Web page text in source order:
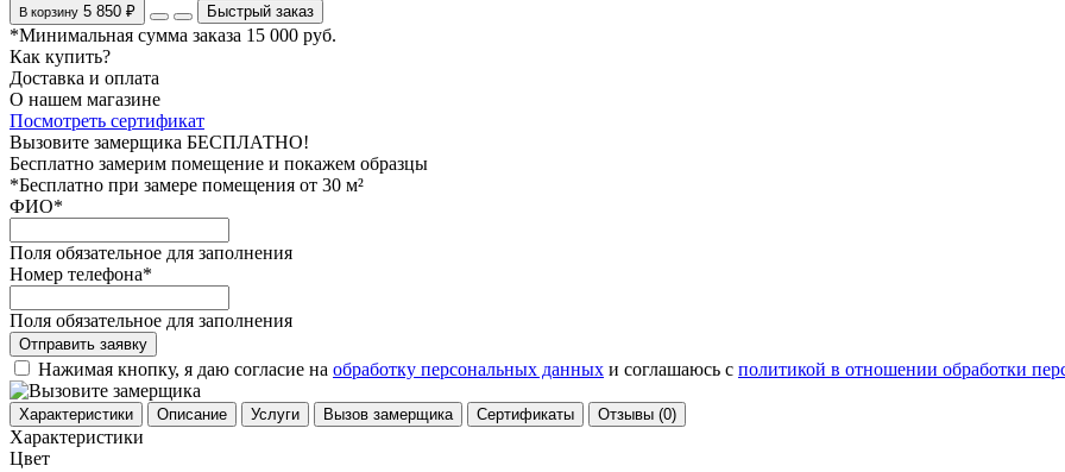
В корзину 5 850 ₽ Быстрый заказ
*Минимальная сумма заказа 15 000 руб.
Как купить?
Доставка и оплата
О нашем магазине
Посмотреть сертификат
Вызовите замерщика БЕСПЛАТНО!
Бесплатно замерим помещение и покажем образцы
*Бесплатно при замере помещения от 30 м²
ФИО*
Поля обязательное для заполнения
Номер телефона*
Поля обязательное для заполнения
Отправить заявку
Нажимая кнопку, я даю согласие на обработку персональных данных и соглашаюсь с политикой в отношении обработки
Характеристики Описание Услуги Вызов замерщика Сертификаты Отзывы (0)
Характеристики
Цвет